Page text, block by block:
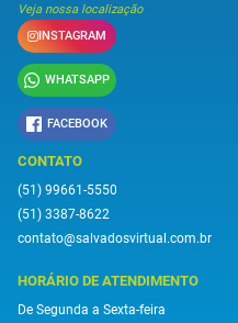
Veja nossa localização
INSTAGRAM
WHATSAPP
FACEBOOK
CONTATO
(51) 99661-5550
(51) 3387-8622
contato@salvadosvirtual.com.br
HORÁRIO DE ATENDIMENTO
De Segunda a Sexta-feira